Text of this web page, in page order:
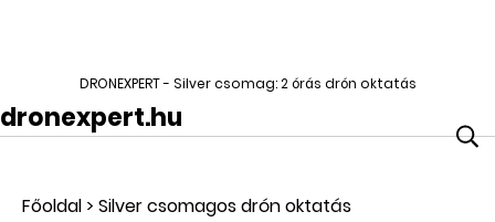
DRONEXPERT - Silver csomag: 2 órás drón oktatás
dronexpert.hu
Főoldal> Silver csomagos drón oktatás